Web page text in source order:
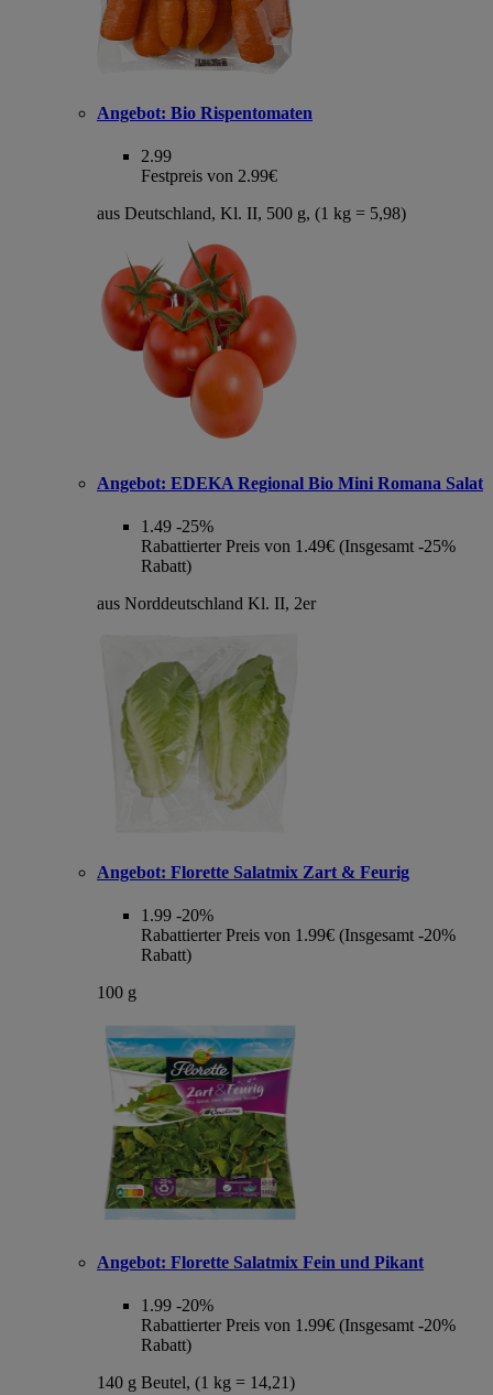
Angebot: Bio Rispentomaten
2.99
Festpreis von 2.99€
aus Deutschland, Kl. II, 500 g, (1 kg = 5,98)
Angebot: EDEKA Regional Bio Mini Romana Salat
1.49 -25%
Rabattierter Preis von 1.49€ (Insgesamt -25%
Rabatt)
aus Norddeutschland Kl. II, 2er
Angebot: Florette Salatmix Zart & Feurig
1.99 -20%
Rabattierter Preis von 1.99€ (Insgesamt -20%
Rabatt)
100 g
Angebot: Florette Salatmix Fein und Pikant
1.99 -20%
Rabattierter Preis von 1.99€ (Insgesamt -20%
Rabatt)
140 g Beutel, (1 kg = 14,21)